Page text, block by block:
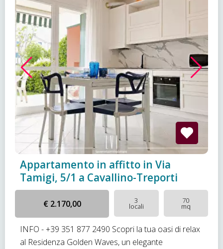
Appartamento in affitto in Via
Tamigi, 5/1 a Cavallino-Treporti
€ 2.170,00 3
locali
70
mq
INFO - +39 351 877 2490 Scopri la tua oasi di relax
al Residenza Golden Waves, un elegante